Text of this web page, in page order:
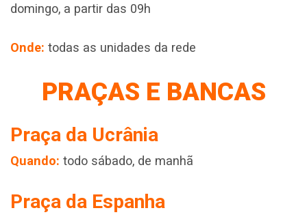
domingo, a partir das 09h
Onde: todas as unidades da rede
PRAÇAS E BANCAS
Praça da Ucrânia
Quando: todo sábado, de manhã
Praça da Espanha